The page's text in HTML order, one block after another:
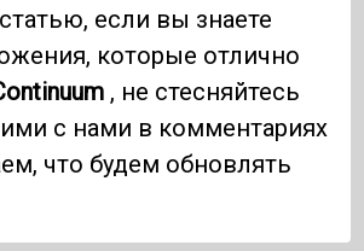
если вы знаете
которые отлично
, не стесняйтесь
с нами в комментариях
что будем обновлять